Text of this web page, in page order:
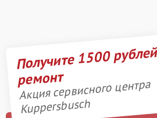
Получите 1500
ремонт
Акция сервисного центра
Kuppersbusch